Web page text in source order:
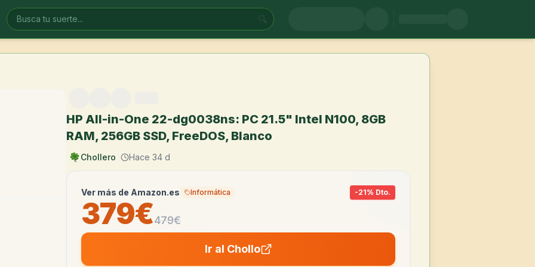
🔍
HP All-in-One 22-dg0038ns: PC 21.5" Intel N100, 8GB
RAM, 256GB SSD, FreeDOS, Blanco
Chollero Hace 34 d
Ver más de Amazon.es Informática -21% Dto.
379€479€
Ir al Chollo